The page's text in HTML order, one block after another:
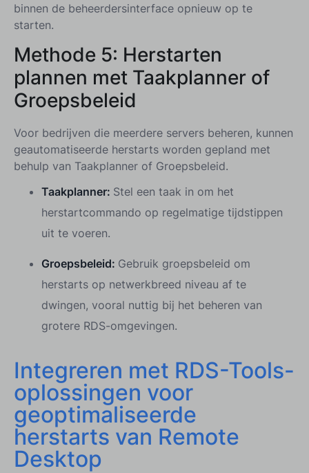
binnen de beheerdersinterface opnieuw op te
starten.
Methode 5: Herstarten
plannen met Taakplanner of
Groepsbeleid
Voor bedrijven die meerdere servers beheren, kunnen
geautomatiseerde herstarts worden gepland met
behulp van Taakplanner of Groepsbeleid.
Taakplanner: Stel een taak in om het
herstartcommando op regelmatige tijdstippen
uit te voeren.
Groepsbeleid: Gebruik groepsbeleid om
herstarts op netwerkbreed niveau af te
dwingen, vooral nuttig bij het beheren van
grotere RDS-omgevingen.
Integreren met RDS-Tools-
oplossingen voor
geoptimaliseerde
herstarts van Remote
Desktop